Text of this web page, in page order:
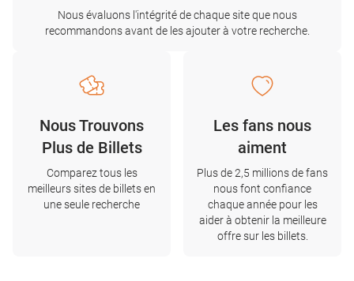
Nous évaluons l'intégrité de chaque site que nous
recommandons avant de les ajouter à votre recherche.
Nous Trouvons
Plus de Billets
Comparez tous les
meilleurs sites de billets en
une seule recherche
Les fans nous
aiment
Plus de 2,5 millions de fans
nous font confiance
chaque année pour les
aider à obtenir la meilleure
offre sur les billets.